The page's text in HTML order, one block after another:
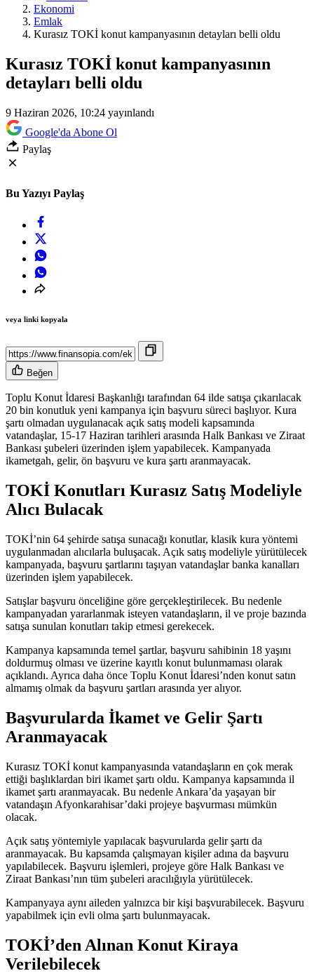
Ekonomi
Emlak
Kurasız TOKİ konut kampanyasının detayları belli oldu
Kurasız TOKİ konut kampanyasının
detayları belli oldu
9 Haziran 2026, 10:24 yayınlandı
Google'da Abone Ol
Paylaş
Bu Yazıyı Paylaş
veya linki kopyala
Beğen
Toplu Konut İdaresi Başkanlığı tarafından 64 ilde satışa çıkarılacak
20 bin konutluk yeni kampanya için başvuru süreci başlıyor. Kura
şartı olmadan uygulanacak açık satış modeli kapsamında
vatandaşlar, 15-17 Haziran tarihleri arasında Halk Bankası ve Ziraat
Bankası şubeleri üzerinden işlem yapabilecek. Kampanyada
ikametgah, gelir, ön başvuru ve kura şartı aranmayacak.
TOKİ Konutları Kurasız Satış Modeliyle
Alıcı Bulacak
TOKİ’nin 64 şehirde satışa sunacağı konutlar, klasik kura yöntemi
uygulanmadan alıcılarla buluşacak. Açık satış modeliyle yürütülecek
kampanyada, başvuru şartlarını taşıyan vatandaşlar banka kanalları
üzerinden işlem yapabilecek.
Satışlar başvuru önceliğine göre gerçekleştirilecek. Bu nedenle
kampanyadan yararlanmak isteyen vatandaşların, il ve proje bazında
satışa sunulan konutları takip etmesi gerekecek.
Kampanya kapsamında temel şartlar, başvuru sahibinin 18 yaşını
doldurmuş olması ve üzerine kayıtlı konut bulunmaması olarak
açıklandı. Ayrıca daha önce Toplu Konut İdaresi’nden konut satın
almamış olmak da başvuru şartları arasında yer alıyor.
Başvurularda İkamet ve Gelir Şartı
Aranmayacak
Kurasız TOKİ konut kampanyasında vatandaşların en çok merak
ettiği başlıklardan biri ikamet şartı oldu. Kampanya kapsamında il
ikamet şartı aranmayacak. Bu nedenle Ankara’da yaşayan bir
vatandaşın Afyonkarahisar’daki projeye başvurması mümkün
olacak.
Açık satış yöntemiyle yapılacak başvurularda gelir şartı da
aranmayacak. Bu kapsamda çalışmayan kişiler adına da başvuru
yapılabilecek. Başvuru işlemleri, projeye göre Halk Bankası ve
Ziraat Bankası’nın tüm şubeleri aracılığıyla yürütülecek.
Kampanyaya aynı aileden yalnızca bir kişi başvurabilecek. Başvuru
yapabilmek için evli olma şartı bulunmayacak.
TOKİ’den Alınan Konut Kiraya
Verilebilecek